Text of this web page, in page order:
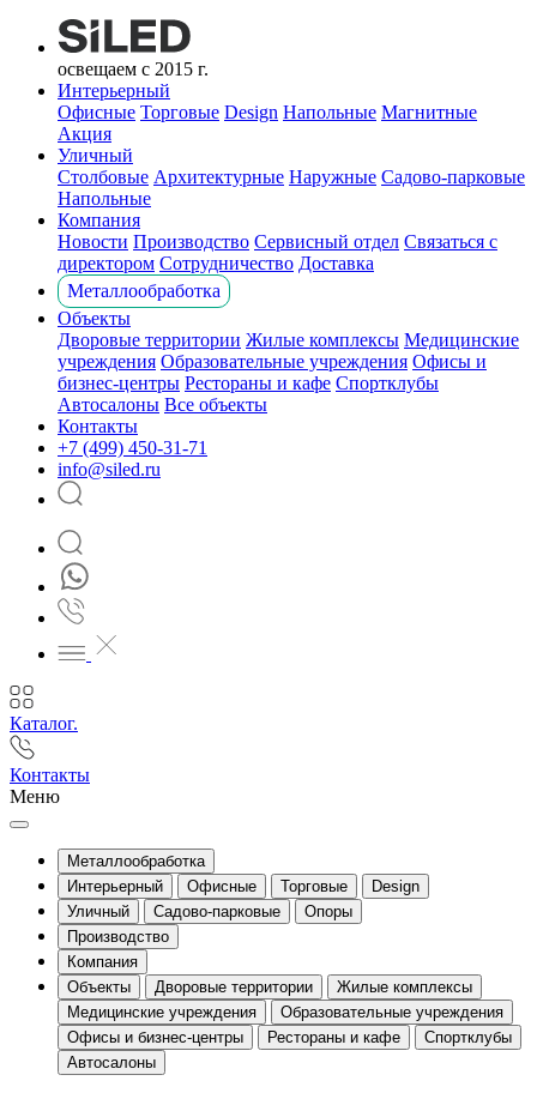
освещаем с 2015 г.
Интерьерный
Офисные Торговые Design Напольные Магнитные
Акция
Уличный
Столбовые Архитектурные Наружные Садово-парковые
Напольные
Компания
Новости Производство Сервисный отдел Связаться с
директором Сотрудничество Доставка
Металлообработка
Объекты
Дворовые территории Жилые комплексы Медицинские
учреждения Образовательные учреждения Офисы и
бизнес-центры Рестораны и кафе Спортклубы
Автосалоны Все объекты
Контакты
+7 (499) 450-31-71
info@siled.ru
Каталог.
Контакты
Меню
Металлообработка
Интерьерный
Офисные Торговые
Design
Уличный
Садово-парковые
Опоры
Производство
Компания
Объекты
Дворовые территории
Жилые комплексы
Медицинские учреждения
Образовательные учреждения
Офисы и бизнес-центры
Рестораны и кафе
Спортклубы
Автосалоны